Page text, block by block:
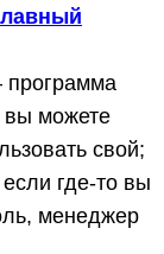
вы можете
свой;
где-то вы
менеджер